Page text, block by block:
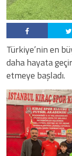
Türkiye’nin en
daha hayata
etmeye başladı.